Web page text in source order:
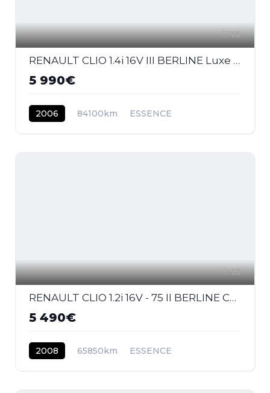
16
RENAULT CLIO 1.4i 16V III BERLINE Luxe Privilège PHASE 1
5 990€
2006 84100km ESSENCE
13
RENAULT CLIO 1.2i 16V - 75 II BERLINE Campus Authentique PHASE 4
5 490€
2008 65850km ESSENCE